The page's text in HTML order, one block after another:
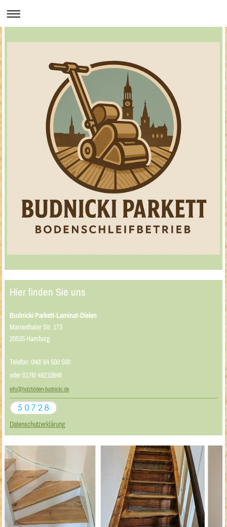
Hier finden Sie uns
Budnicki Parkett-Laminat-Dielen
Marienthaler Str. 173
20535 Hamburg
Telefon: 040/ 84 500 500
oder 0176/ 49210846
info@holzböden-budnicki.de
Datenschutzerklärung